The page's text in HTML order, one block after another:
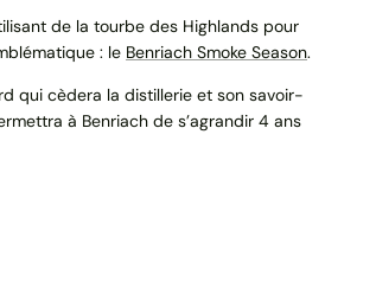
de la tourbe des Highlands pour
: le Benriach Smoke Season.
qui cèdera la distillerie et son savoir-
à Benriach de s’agrandir 4 ans